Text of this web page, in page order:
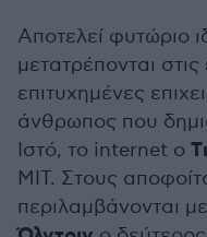
Αποτελεί φυτώριο
μετατρέπονται στις
επιτυχημένες
άνθρωπος που
Ιστό, το internet ο
ΜΙΤ. Στους
περιλαμβάνονται